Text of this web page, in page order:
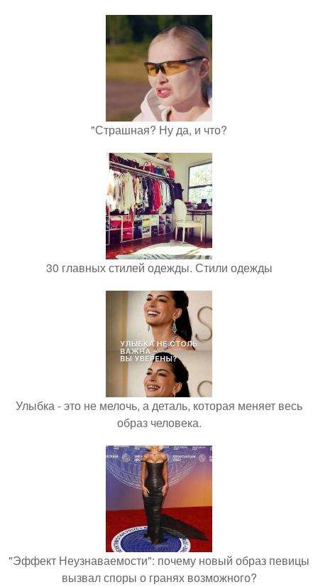
"Страшная? Ну да, и что?
30 главных стилей одежды. Стили одежды
Улыбка - это не мелочь, а деталь, которая меняет весь
образ человека.
"Эффект Неузнаваемости": почему новый образ певицы
вызвал споры о гранях возможного?